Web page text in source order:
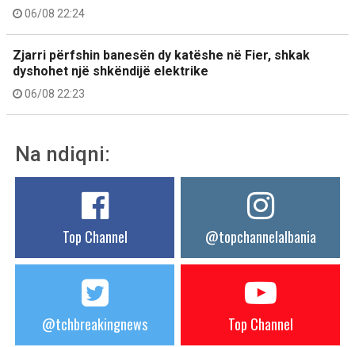
06/08 22:24
Zjarri përfshin banesën dy katëshe në Fier, shkak
dyshohet një shkëndijë elektrike
06/08 22:23
Na ndiqni:
Top Channel @topchannelalbania
@tchbreakingnews Top Channel